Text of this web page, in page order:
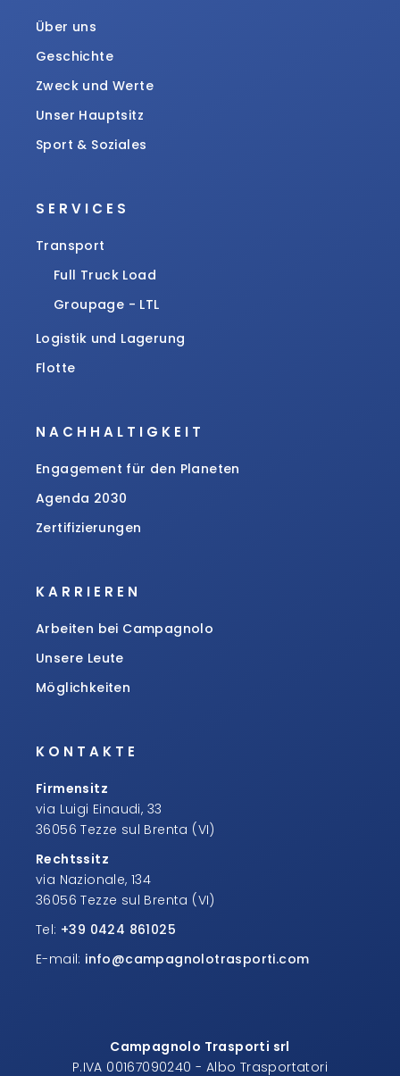
Über uns
Geschichte
Zweck und Werte
Unser Hauptsitz
Sport & Soziales
SERVICES
Transport
Full Truck Load
Groupage - LTL
Logistik und Lagerung
Flotte
NACHHALTIGKEIT
Engagement für den Planeten
Agenda 2030
Zertifizierungen
KARRIEREN
Arbeiten bei Campagnolo
Unsere Leute
Möglichkeiten
KONTAKTE
Firmensitz
via Luigi Einaudi, 33
36056 Tezze sul Brenta (VI)
Rechtssitz
via Nazionale, 134
36056 Tezze sul Brenta (VI)
Tel: +39 0424 861025
E-mail: info@campagnolotrasporti.com
Campagnolo Trasporti srl
P.IVA 00167090240 - Albo Trasportatori